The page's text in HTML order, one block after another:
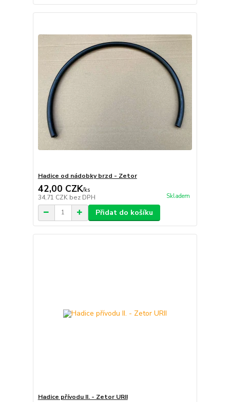
Hadice od nádobky brzd - Zetor
42,00 CZK/ks
34,71 CZK bez DPH Skladem
Přidat do košíku
Hadice přívodu II. - Zetor URII